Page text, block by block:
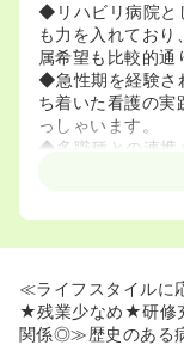
◆リハビリ病院と
も力を入れてお
属希望も比較的通
◆急性期を経験さ
ち着いた看護の実
っしゃいます。
◆多職種との連携
わりながら看護
望に合った働き方
イベートを充実さ
固定の夜勤入りも
≪ライフスタイルに
★残業少なめ★研修
関係◎≫歴史のある